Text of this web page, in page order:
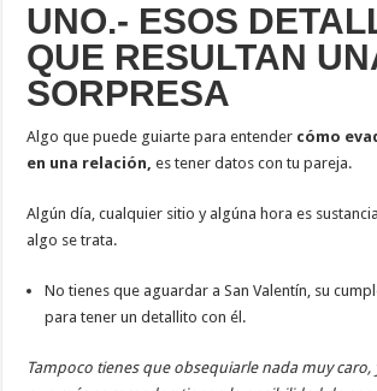
UNO.- ESOS
QUE RESULTAN
SORPRESA
Algo que puede guiarte para entender cómo
en una relación, es tener datos con tu pareja.
Algún día, cualquier sitio y algúna hora es
algo se trata.
No tienes que aguardar a San Valentín, su
para tener un detallito con él.
Tampoco tienes que obsequiarle nada muy caro,